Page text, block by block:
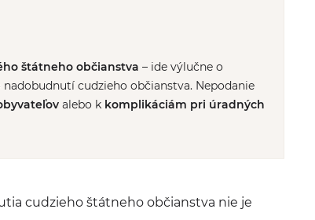
štátneho občianstva – ide výlučne o
cudzieho občianstva. Nepodanie
alebo k komplikáciám pri úradných
cudzieho štátneho občianstva nie je